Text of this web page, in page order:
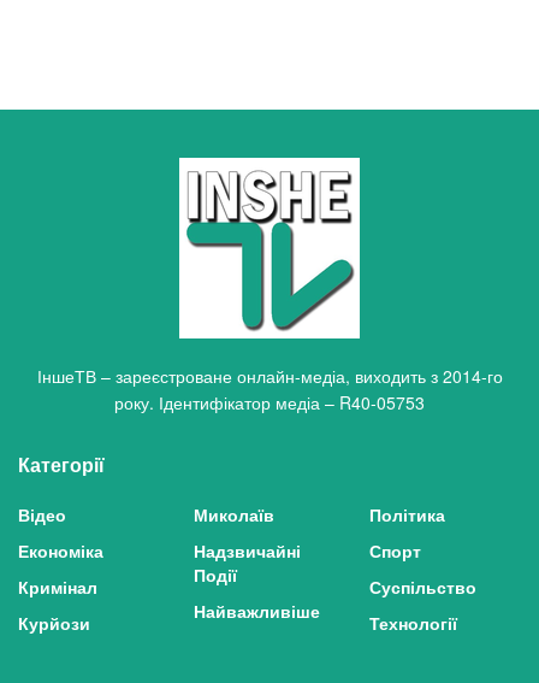
ІншеТВ – зареєстроване онлайн-медіа, виходить з 2014-го
року. Ідентифікатор медіа – R40-05753
Категорії
Відео
Економіка
Кримінал
Курйози
Миколаїв
Надзвичайні
Події
Найважливіше
Політика
Спорт
Суспільство
Технології